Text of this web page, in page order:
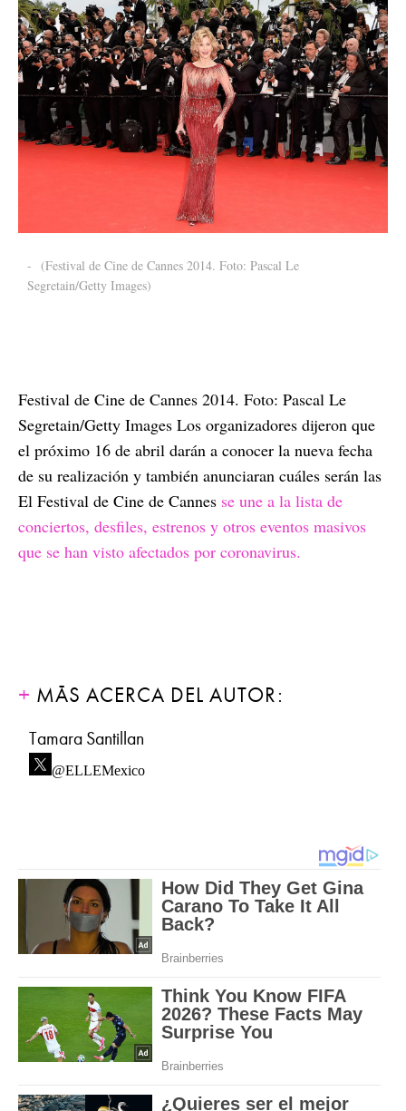
- (Festival de Cine de Cannes 2014. Foto: Pascal Le
Segretain/Getty Images)
Festival de Cine de Cannes 2014. Foto: Pascal Le
Segretain/Getty Images Los organizadores dijeron que
el próximo 16 de abril darán a conocer la nueva fecha
de su realización y también anunciaran cuáles serán las
El Festival de Cine de Cannes se une a la lista de
conciertos, desfiles, estrenos y otros eventos masivos
que se han visto afectados por coronavirus.
MÁS ACERCA DEL AUTOR:
Tamara Santillan
@ELLEMexico